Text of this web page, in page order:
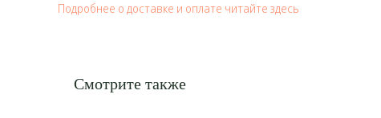
Подробнее о доставке и оплате читайте здесь
Смотрите также